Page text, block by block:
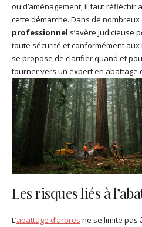
ou d’aménagement, il faut réfléchir
cette démarche. Dans de nombreux
professionnel s’avère judicieuse
toute sécurité et conformément aux
se propose de clarifier quand et
tourner vers un expert en abattage
Les risques liés à
L’abattage d’arbres ne se limite pas